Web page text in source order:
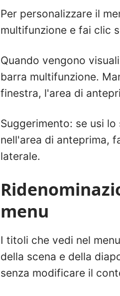
Per personalizzare il
multifunzione e fai clic
Quando vengono
barra multifunzione.
finestra, l'area di
Suggerimento: se usi lo
nell'area di anteprima,
laterale.
menu
I titoli che vedi nel
della scena e della
senza modificare il